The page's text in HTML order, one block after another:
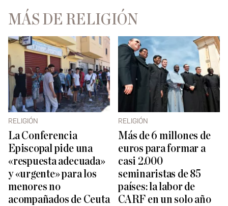
MÁS DE RELIGIÓN
RELIGIÓN
La Conferencia
Episcopal pide una
«respuesta adecuada»
y «urgente» para los
menores no
acompañados de Ceuta
RELIGIÓN
Más de 6 millones de
euros para formar a
casi 2.000
seminaristas de 85
países: la labor de
CARF en un solo año